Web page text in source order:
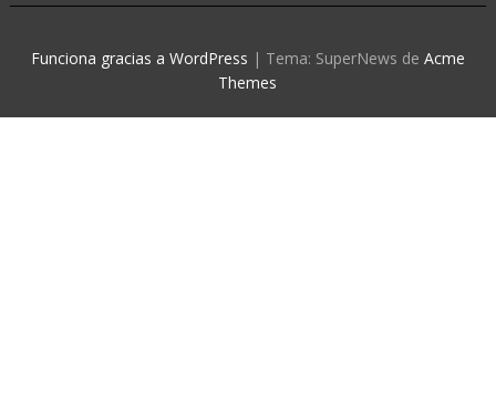
Funciona gracias a WordPress | Tema: SuperNews de Acme
Themes